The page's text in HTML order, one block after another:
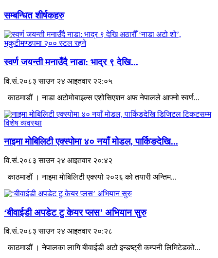
सम्बन्धित शीर्षकहरु
स्वर्ण जयन्ती मनाउँदै नाडा: भाद्र ९ देखि...
वि.सं.२०८३ साउन २४ आइतवार २२:०५
काठमाडौं । नाडा अटोमोबाइल्स एशोसिएशन अफ नेपालले आफ्नो स्वर्ण...
नाइमा मोबिलिटी एक्स्पोमा ४० नयाँ मोडल, पार्किङदेखि...
वि.सं.२०८३ साउन २४ आइतवार २०:४२
काठमाडौं । नाइमा मोबिलिटी एक्स्पो २०२६ को तयारी अन्तिम...
‘बीवाईडी अपडेट टु केयर प्लस’ अभियान सुरु
वि.सं.२०८३ साउन २४ आइतवार २०:२८
काठमाडौं । नेपालका लागि बीवाईडी अटो इन्डष्ट्री कम्पनी लिमिटेडको...